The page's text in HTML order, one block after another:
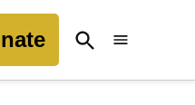
Open
Search